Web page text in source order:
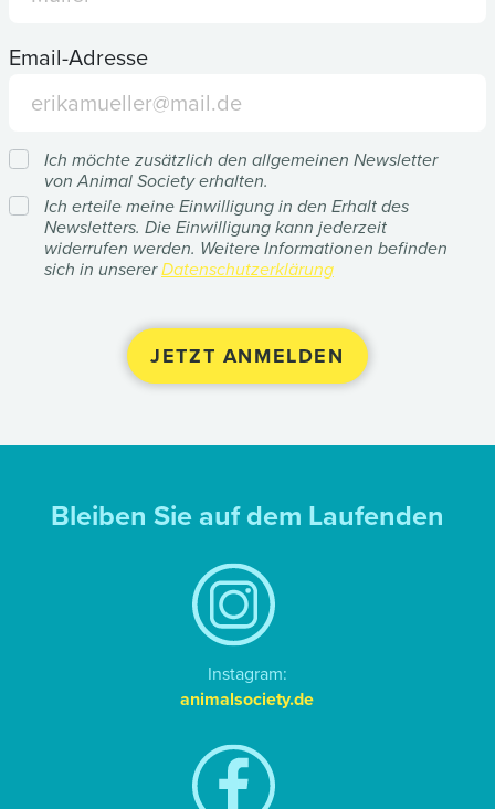
Email-Adresse
Ich möchte zusätzlich den allgemeinen Newsletter
von Animal Society erhalten.
Ich erteile meine Einwilligung in den Erhalt des
Newsletters. Die Einwilligung kann jederzeit
widerrufen werden. Weitere Informationen befinden
sich in unsererDatenschutzerklärung
Bleiben Sie auf dem Laufenden
Instagram:
animalsociety.de